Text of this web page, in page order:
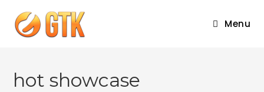
content
Menu
hot showcase